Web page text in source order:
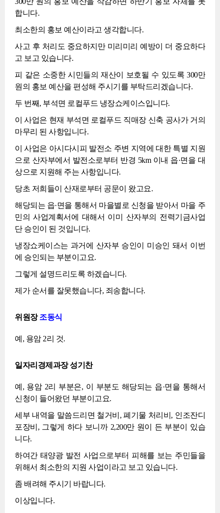
합니다.
최소한의 홍보 예산이라고 생각합니다.
사고 후 처리도 중요하지만 미리미리 예방이 더 중요하다
고 보고 있습니다.
피 같은 소중한 시민들의 재산이 보호될 수 있도록 300만
원의 홍보 예산을 편성해 주시기를 부탁드리겠습니다.
두 번째, 부석면 로컬푸드 냉장쇼케이스입니다.
이 사업은 현재 부석면 로컬푸드 직매장 신축 공사가 거의
마무리 된 사항입니다.
이 사업은 아시다시피 발전소 주변 지역에 대한 특별 지원
으로 산자부에서 발전소로부터 반경 5km 이내 읍·면을 대
상으로 지원해 주는 사항입니다.
당초 저희들이 산재로부터 공문이 왔고요.
해당되는 읍·면을 통해서 마을별로 신청을 받아서 마을 주
민의 사업계획서에 대해서 이미 산자부의 전력기금사업
단 승인이 된 것입니다.
냉장쇼케이스는 과거에 산자부 승인이 미승인 돼서 이번
에 승인되는 부분이고요.
그렇게 설명드리도록 하겠습니다.
제가 순서를 잘못했습니다, 죄송합니다.
위원장조동식
예, 용암 2리 것.
일자리경제과장 성기찬
예, 용암 2리 부분은, 이 부분도 해당되는 읍·면을 통해서
신청이 들어왔던 부분이고요.
세부 내역을 말씀드리면 철거비, 폐기물 처리비, 인조잔디
포장비, 그렇게 하다 보니까 2,200만 원이 든 부분이 있습
니다.
하여간 태양광 발전 사업으로부터 피해를 보는 주민들을
위해서 최소한의 지원 사업이라고 보고 있습니다.
좀 배려해 주시기 바랍니다.
이상입니다.